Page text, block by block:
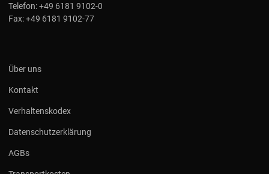
Telefon:+49 6181 9102-0
Fax:+49 6181 9102-77
Über uns
Kontakt
Verhaltenskodex
Datenschutzerklärung
AGBs